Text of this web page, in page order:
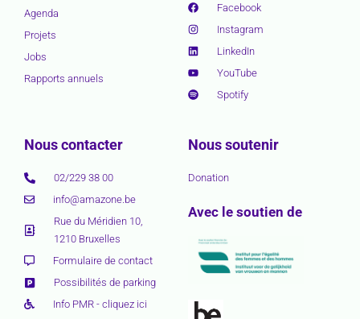
Agenda
Projets
Jobs
Rapports annuels
Facebook
Instagram
LinkedIn
YouTube
Spotify
Nous contacter
02/229 38 00
info@amazone.be
Rue du Méridien 10,
1210 Bruxelles
Formulaire de contact
Possibilités de parking
Info PMR - cliquez ici
Nous soutenir
Donation
Avec le soutien de